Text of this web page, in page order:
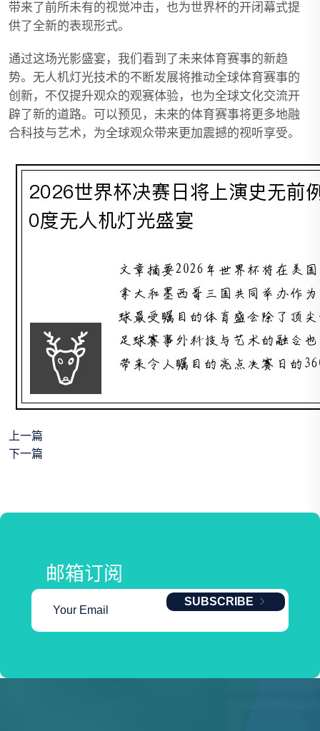
带来了前所未有的视觉冲击，也为世界杯的开闭幕式提
供了全新的表现形式。
通过这场光影盛宴，我们看到了未来体育赛事的新趋
势。无人机灯光技术的不断发展将推动全球体育赛事的
创新，不仅提升观众的观赛体验，也为全球文化交流开
辟了新的道路。可以预见，未来的体育赛事将更多地融
合科技与艺术，为全球观众带来更加震撼的视听享受。
上一篇
下一篇
邮箱订阅
SUBSCRIBE